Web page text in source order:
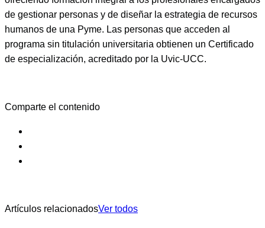
de gestionar personas y de diseñar la estrategia de recursos
humanos de una Pyme. Las personas que acceden al
programa sin titulación universitaria obtienen un Certificado
de especialización, acreditado por la Uvic-UCC.
Comparte el contenido
Artículos relacionadosVer todos